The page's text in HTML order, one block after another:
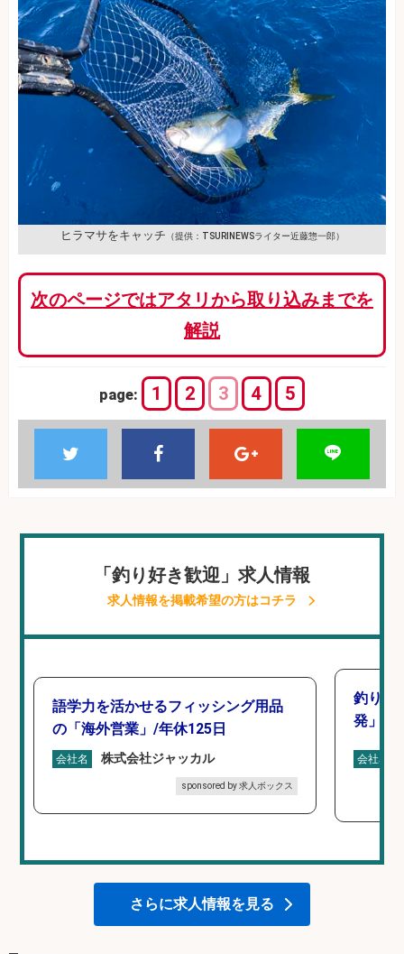
ヒラマサをキャッチ （提供：TSURINEWSライター近藤惣一郎）
次のページではアタリから取り込みまでを
解説
page: 1 2 3 4 5
「釣り好き歓迎」求人情報
求人情報を掲載希望の方はコチラ
語学力を活かせるフィッシング用品
の「海外営業」/年休125日
会社名 株式会社ジャッカル
sponsored by 求人ボックス
釣り好
発」/
会社名
さらに求人情報を見る